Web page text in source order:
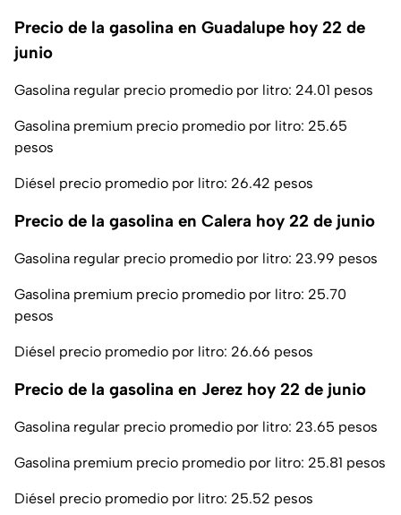
Precio de la gasolina en Guadalupe hoy 22 de
junio
Gasolina regular precio promedio por litro: 24.01 pesos
Gasolina premium precio promedio por litro: 25.65
pesos
Diésel precio promedio por litro: 26.42 pesos
Precio de la gasolina en Calera hoy 22 de junio
Gasolina regular precio promedio por litro: 23.99 pesos
Gasolina premium precio promedio por litro: 25.70
pesos
Diésel precio promedio por litro: 26.66 pesos
Precio de la gasolina en Jerez hoy 22 de junio
Gasolina regular precio promedio por litro: 23.65 pesos
Gasolina premium precio promedio por litro: 25.81 pesos
Diésel precio promedio por litro: 25.52 pesos